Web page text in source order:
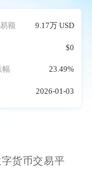
额 9.17万 USD
$0
幅 23.49%
2026-01-03
货币交易平